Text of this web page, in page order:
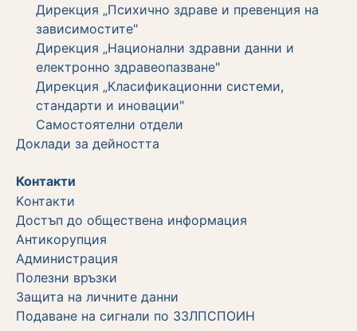
Дирекция „Психично здраве и превенция на
зависимостите"
Дирекция „Национални здравни данни и
електронно здравеопазване"
Дирекция „Класификационни системи,
стандарти и иновации"
Самостоятелни отдели
Дoклади за дейността
Контакти
Kонтакти
Достъп до обществена информация
Aнтикорупция
Администрация
Полезни връзки
Защита на личните данни
Подаване на сигнали по ЗЗЛПСПОИН